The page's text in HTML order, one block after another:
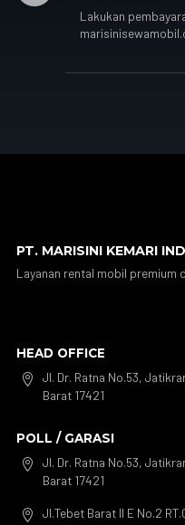
Lakukan
PT. MARISINI KEMARI
Layanan rental mobil premium
HEAD OFFICE

Jl. Dr. Ratna No.53,
Barat 17421
POLL / GARASI

Jl. Dr. Ratna No.53,
Barat 17421

Jl.Tebet Barat II E No.2